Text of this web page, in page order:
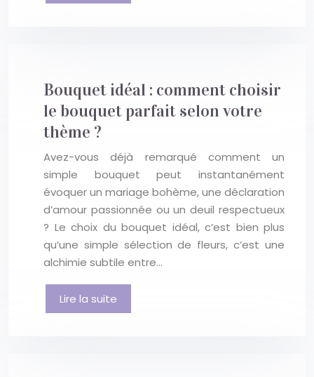
Bouquet idéal : comment choisir
le bouquet parfait selon votre
thème ?
Avez-vous déjà remarqué comment un
simple bouquet peut instantanément
évoquer un mariage bohème, une déclaration
d’amour passionnée ou un deuil respectueux
? Le choix du bouquet idéal, c’est bien plus
qu’une simple sélection de fleurs, c’est une
alchimie subtile entre…
Lire la suite